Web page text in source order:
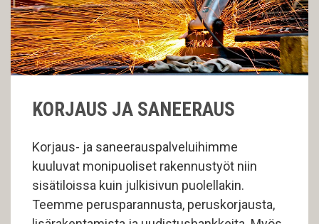
KORJAUS JA SANEERAUS
Korjaus- ja saneerauspalveluihimme
kuuluvat monipuoliset rakennustyöt niin
sisätiloissa kuin julkisivun puolellakin.
Teemme perusparannusta, peruskorjausta,